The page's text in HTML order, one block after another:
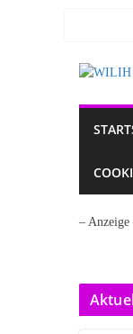
– Anzeige